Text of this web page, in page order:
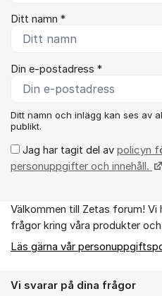
Ditt namn *
Din e-postadress *
Ditt namn och inlägg kan ses av
publikt.
Jag har tagit del av policyn
personuppgifter och innehåll.
Om forumet
Välkommen till Zetas forum! Vi
frågor kring våra produkter
Läs gärna vår
Vi svarar på dina frågor